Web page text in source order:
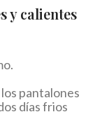
y calientes
los pantalones
días frios